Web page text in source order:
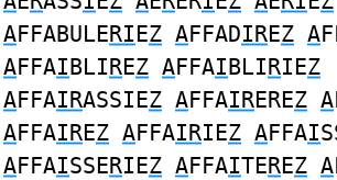
AFFABULERIEZ AFFADIREZ A
AFFAIBLIREZ AFFAIBLIRIEZ
AFFAIRASSIEZ AFFAIREREZ A
AFFAIREZ AFFAIRIEZ AFFAI
AFFAISSERIEZ AFFAITEREZ A